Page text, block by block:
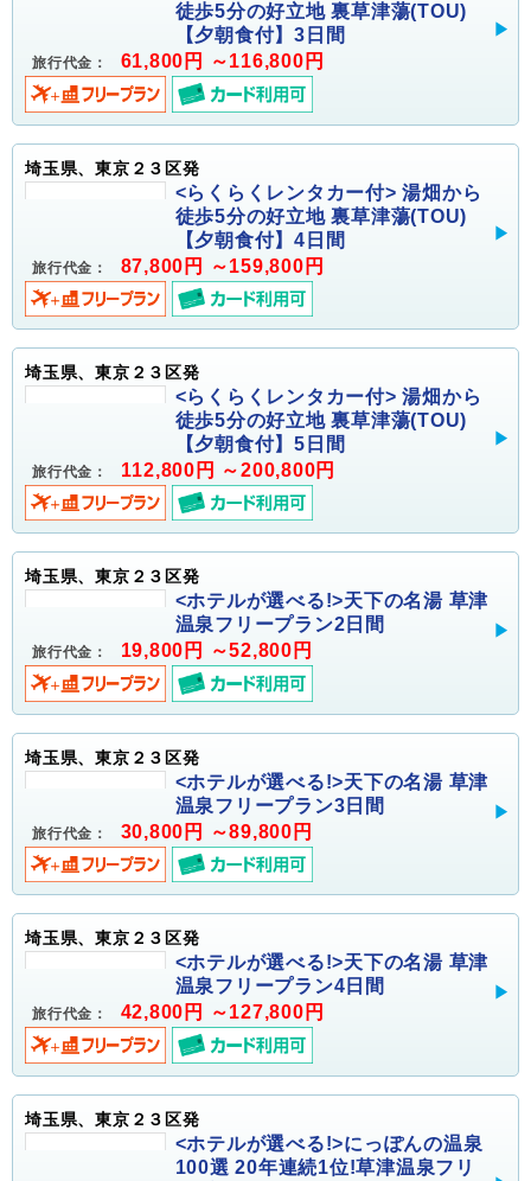
徒歩5分の好立地 裏草津蕩(TOU)
【夕朝食付】3日間
旅行代金： 61,800円 ～116,800円
埼玉県、東京２３区発
<らくらくレンタカー付> 湯畑から
徒歩5分の好立地 裏草津蕩(TOU)
【夕朝食付】4日間
旅行代金： 87,800円 ～159,800円
埼玉県、東京２３区発
<らくらくレンタカー付> 湯畑から
徒歩5分の好立地 裏草津蕩(TOU)
【夕朝食付】5日間
旅行代金： 112,800円 ～200,800円
埼玉県、東京２３区発
<ホテルが選べる!>天下の名湯 草津
温泉フリープラン2日間
旅行代金： 19,800円 ～52,800円
埼玉県、東京２３区発
<ホテルが選べる!>天下の名湯 草津
温泉フリープラン3日間
旅行代金： 30,800円 ～89,800円
埼玉県、東京２３区発
<ホテルが選べる!>天下の名湯 草津
温泉フリープラン4日間
旅行代金： 42,800円 ～127,800円
埼玉県、東京２３区発
<ホテルが選べる!>にっぽんの温泉
100選 20年連続1位!草津温泉フリ